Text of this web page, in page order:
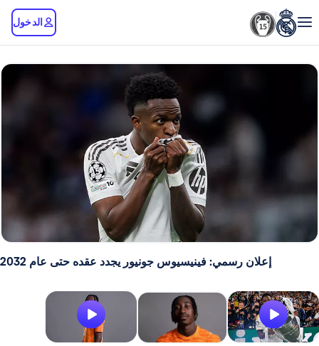
رسمي: فينيسيوس جونيور يجدد عقده حتى عام 2032